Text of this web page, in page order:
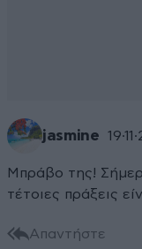
jasmine
Μπράβο της!
τέτοιες πράξεις
Απαντήστε